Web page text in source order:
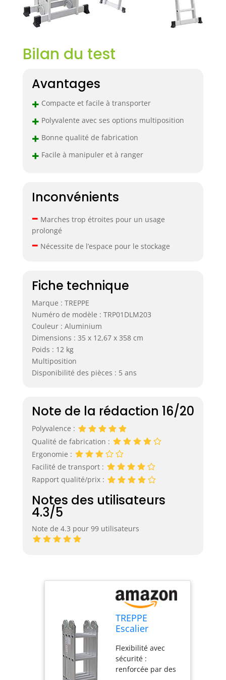
Bilan du test
Avantages
+ Compacte et facile à transporter
+ Polyvalente avec ses options multiposition
+ Bonne qualité de fabrication
+ Facile à manipuler et à ranger
Inconvénients
– Marches trop étroites pour un usage
prolongé
– Nécessite de l’espace pour le stockage
Fiche technique
Marque : TREPPE
Numéro de modèle : TRP01DLM203
Couleur : Aluminium
Dimensions : 35 x 12,67 x 358 cm
Poids : 12 kg
Multiposition
Disponibilité des pièces : 5 ans
Note de la rédaction 16/20
Polyvalence :
Qualité de fabrication :
Ergonomie :
Facilité de transport :
Rapport qualité/prix :
Notes des utilisateurs
4.3/5
Note de 4.3 pour 99 utilisateurs
TREPPE
Escalier
Multifonction
Aluminium 4 x
3 marches 3,58
Flexibilité avec
sécurité :
renforcée par des